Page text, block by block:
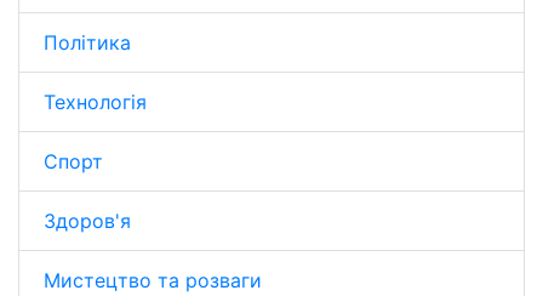
Політика
Технологія
Спорт
Здоров'я
Мистецтво та розваги